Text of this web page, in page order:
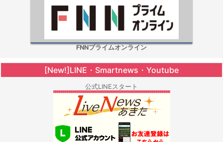
FNNプライムオンライン
[New!]LINE・Smartnews・Youtube
公式LINEスタート